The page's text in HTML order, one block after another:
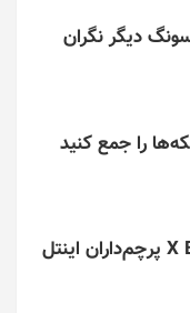
دیگر نگران
تراشه اسنپدراگون X Elite پرچم‌داران اینتل